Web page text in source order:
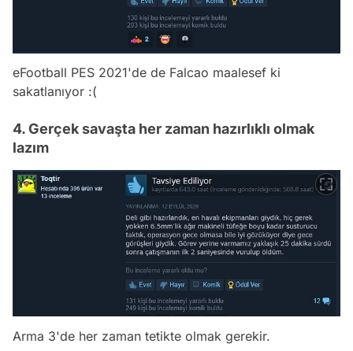
eFootball PES 2021'de de Falcao maalesef ki
sakatlanıyor :(
4. Gerçek savaşta her zaman hazırlıklı olmak
lazım
Arma 3'de her zaman tetikte olmak gerekir.